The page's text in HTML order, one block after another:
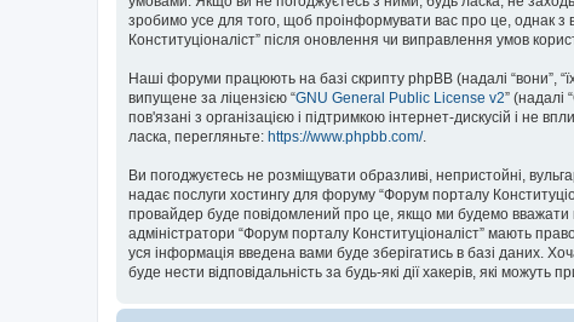
зробимо усе для того, щоб проінформувати вас про це, однак з
Конституціоналіст” після оновлення чи виправлення умов
Наші форуми працюють на базі скрипту phpBB (надалі “вони”,
випущене за ліцензією “GNU General Public License v2” (надалі
пов'язані з організацією і підтримкою інтернет-дискусій і не
ласка, перегляньте: https://www.phpbb.com/.
Ви погоджуєтесь не розміщувати образливі, непристойні,
надає послуги хостингу для форуму “Форум порталу
провайдер буде повідомлений про це, якщо ми будемо вважати
адміністратори “Форум порталу Конституціоналіст” мають
уся інформація введена вами буде зберігатись в базі даних.
буде нести відповідальність за будь-які дії хакерів, які можуть